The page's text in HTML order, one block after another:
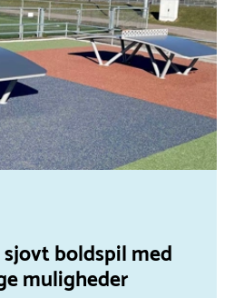
boldspil med
muligheder